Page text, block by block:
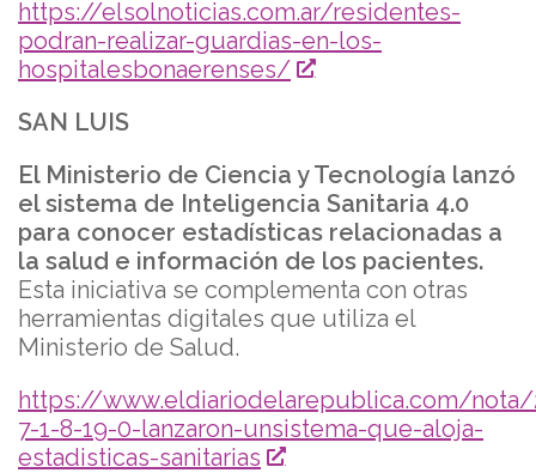
https://elsolnoticias.com.ar/residentes-
podran-realizar-guardias-en-los-
hospitalesbonaerenses/
SAN LUIS
El Ministerio de Ciencia y Tecnología lanzó
el sistema de Inteligencia Sanitaria 4.0
para conocer estadísticas relacionadas a
la salud e información de los pacientes.
Esta iniciativa se complementa con otras
herramientas digitales que utiliza el
Ministerio de Salud.
https://www.eldiariodelarepublica.com/nota/
7-1-8-19-0-lanzaron-unsistema-que-aloja-
estadisticas-sanitarias